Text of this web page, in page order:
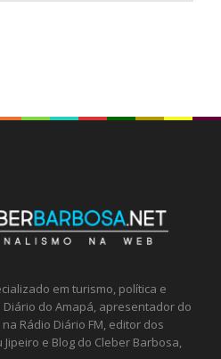
em turismo, política e
do Amapá, apresentador do
Rádio Diário FM, editor dos
e Blog do Cleber Barbosa,